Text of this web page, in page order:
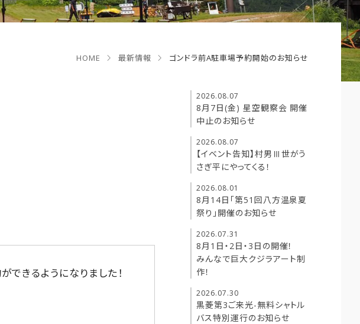
HOME 最新情報 ゴンドラ前A駐車場予約開始のお知らせ
きるようになりました！
2026.08.07
8月7日(金) 星空観察会 開催
中止のお知らせ
2026.08.07
【イベント告知】村男Ⅲ世がう
さぎ平にやってくる！
2026.08.01
8月14日「第51回八方温泉夏
祭り」開催のお知らせ
2026.07.31
8月1日・2日・3日の開催！
みんなで巨大クジラアート制
作！
2026.07.30
黒菱第3ご来光-無料シャトル
バス特別運行のお知らせ